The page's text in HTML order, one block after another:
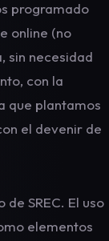
programado
online (no
sin necesidad
con la
que plantamos
el devenir de
SREC. El uso
elementos